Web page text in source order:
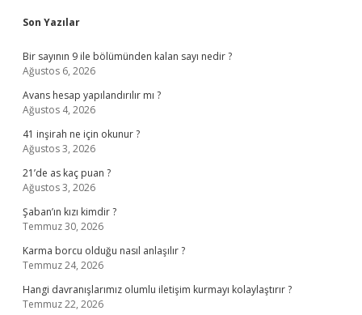
Sidebar
Son Yazılar
Bir sayının 9 ile bölümünden kalan sayı nedir ?
Ağustos 6, 2026
Avans hesap yapılandırılır mı ?
Ağustos 4, 2026
41 inşirah ne için okunur ?
Ağustos 3, 2026
21’de as kaç puan ?
Ağustos 3, 2026
Şaban’ın kızı kimdir ?
Temmuz 30, 2026
Karma borcu olduğu nasıl anlaşılır ?
Temmuz 24, 2026
Hangi davranışlarımız olumlu iletişim kurmayı kolaylaştırır ?
Temmuz 22, 2026